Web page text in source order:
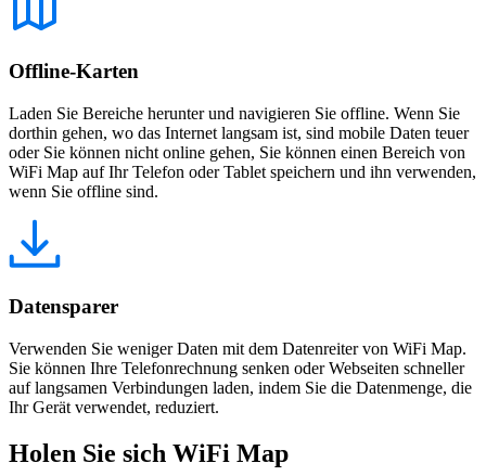
Offline-Karten
Laden Sie Bereiche herunter und navigieren Sie offline. Wenn Sie
dorthin gehen, wo das Internet langsam ist, sind mobile Daten teuer
oder Sie können nicht online gehen, Sie können einen Bereich von
WiFi Map auf Ihr Telefon oder Tablet speichern und ihn verwenden,
wenn Sie offline sind.
Datensparer
Verwenden Sie weniger Daten mit dem Datenreiter von WiFi Map.
Sie können Ihre Telefonrechnung senken oder Webseiten schneller
auf langsamen Verbindungen laden, indem Sie die Datenmenge, die
Ihr Gerät verwendet, reduziert.
Holen Sie sich WiFi Map